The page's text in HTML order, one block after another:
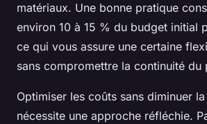
matériaux. Une bonne pratique
environ 10 à 15 % du budget initial
ce qui vous assure une certaine
sans compromettre la continuité du
Optimiser les coûts sans diminuer
nécessite une approche réfléchie.